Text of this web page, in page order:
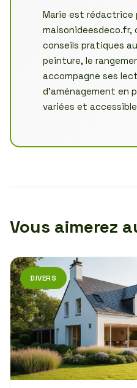
Marie est rédactrice
maisonideesdeco.fr,
conseils pratiques
peinture, le
accompagne ses
d’aménagement en
variées et
Vous aimerez
DIVERS